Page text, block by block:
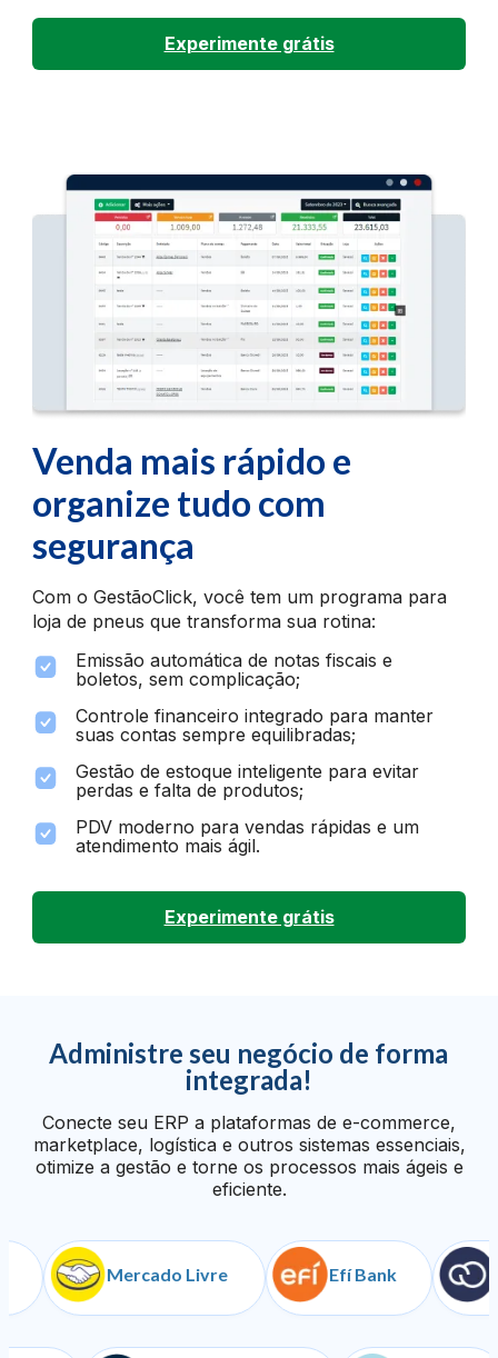
Experimente grátis
Venda mais rápido e
organize tudo com
segurança
Com o GestãoClick, você tem um programa para
loja de pneus que transforma sua rotina:
Emissão automática de notas fiscais e
boletos, sem complicação;
Controle financeiro integrado para manter
suas contas sempre equilibradas;
Gestão de estoque inteligente para evitar
perdas e falta de produtos;
PDV moderno para vendas rápidas e um
atendimento mais ágil.
Experimente grátis
Administre seu negócio de forma
integrada!
Conecte seu ERP a plataformas de e-commerce,
marketplace, logística e outros sistemas essenciais,
otimize a gestão e torne os processos mais ágeis e
eficiente.
Mercado Livre Efí Bank